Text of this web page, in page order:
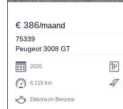
€ 386/maand
75339
Peugeot 3008 GT
2026
6.115 km
Elektrisch-Benzine